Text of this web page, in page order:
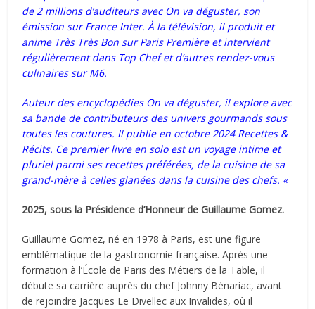
de 2 millions d’auditeurs avec On va déguster, son
émission sur France Inter. À la télévision, il produit et
anime Très Très Bon sur Paris Première et intervient
régulièrement dans Top Chef et d’autres rendez-vous
culinaires sur M6.
Auteur des encyclopédies On va déguster, il explore avec
sa bande de contributeurs des univers gourmands sous
toutes les coutures. Il publie en octobre 2024 Recettes &
Récits. Ce premier livre en solo est un voyage intime et
pluriel parmi ses recettes préférées, de la cuisine de sa
grand-mère à celles glanées dans la cuisine des chefs. «
2025, sous la Présidence d’Honneur de Guillaume Gomez.
Guillaume Gomez, né en 1978 à Paris, est une figure
emblématique de la gastronomie française. Après une
formation à l’École de Paris des Métiers de la Table, il
débute sa carrière auprès du chef Johnny Bénariac, avant
de rejoindre Jacques Le Divellec aux Invalides, où il